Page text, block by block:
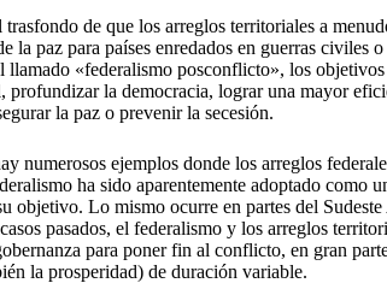
de que los arreglos territoriales a
la paz para países enredados en guerras civiles
llamado «federalismo posconflicto», los
profundizar la democracia, lograr una mayor
la paz o prevenir la secesión.
numerosos ejemplos donde los arreglos
ha sido aparentemente adoptado como
objetivo. Lo mismo ocurre en partes del
pasados, el federalismo y los arreglos
para poner fin al conflicto, en gran
la prosperidad) de duración variable.